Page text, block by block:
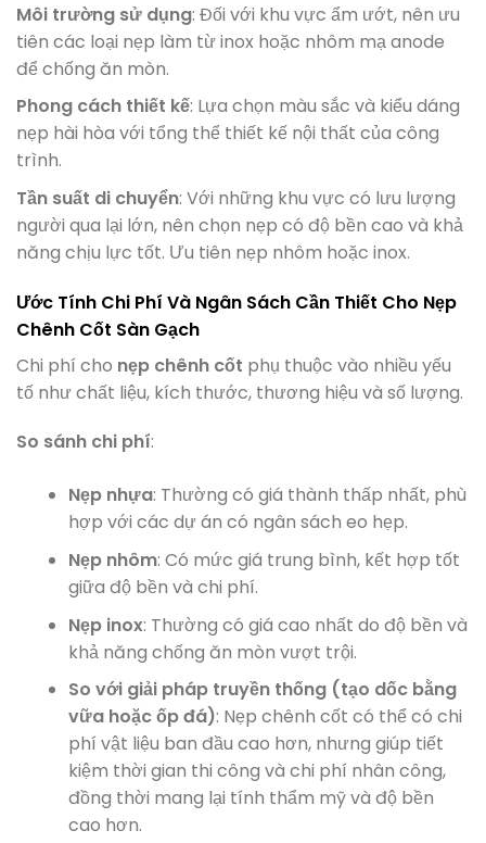
Môi trường sử dụng: Đối với khu vực ẩm ướt, nên ưu
tiên các loại nẹp làm từ inox hoặc nhôm mạ anode
để chống ăn mòn.
Phong cách thiết kế: Lựa chọn màu sắc và kiểu dáng
nẹp hài hòa với tổng thể thiết kế nội thất của công
trình.
Tần suất di chuyển: Với những khu vực có lưu lượng
người qua lại lớn, nên chọn nẹp có độ bền cao và khả
năng chịu lực tốt. Ưu tiên nẹp nhôm hoặc inox.
Ước Tính Chi Phí Và Ngân Sách Cần Thiết Cho Nẹp
Chênh Cốt Sàn Gạch
Chi phí cho nẹp chênh cốt phụ thuộc vào nhiều yếu
tố như chất liệu, kích thước, thương hiệu và số lượng.
So sánh chi phí:
Nẹp nhựa: Thường có giá thành thấp nhất, phù
hợp với các dự án có ngân sách eo hẹp.
Nẹp nhôm: Có mức giá trung bình, kết hợp tốt
giữa độ bền và chi phí.
Nẹp inox: Thường có giá cao nhất do độ bền và
khả năng chống ăn mòn vượt trội.
So với giải pháp truyền thống (tạo dốc bằng
vữa hoặc ốp đá): Nẹp chênh cốt có thể có chi
phí vật liệu ban đầu cao hơn, nhưng giúp tiết
kiệm thời gian thi công và chi phí nhân công,
đồng thời mang lại tính thẩm mỹ và độ bền
cao hơn.